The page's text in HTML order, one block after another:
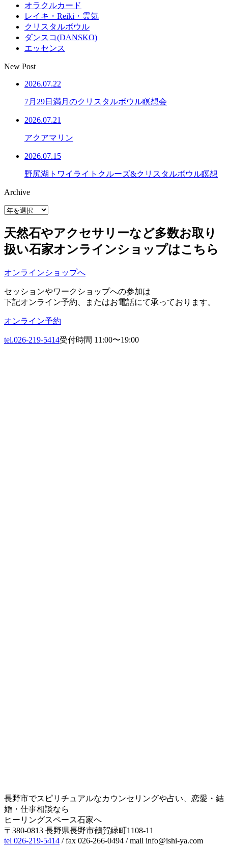
オラクルカード
レイキ・Reiki・霊気
クリスタルボウル
ダンスコ(DANSKO)
エッセンス
New Post
2026.07.22
7月29日満月のクリスタルボウル瞑想会
2026.07.21
アクアマリン
2026.07.15
野尻湖トワイライトクルーズ&クリスタルボウル瞑想
Archive
天然石やアクセサリーなど多数お取り
扱い石家オンラインショップはこちら
オンラインショップへ
セッションやワークショップへの参加は
下記オンライン予約、またはお電話にて承っております。
オンライン予約
tel.026-219-5414受付時間 11:00〜19:00
長野市でスピリチュアルなカウンセリングや占い、恋愛・結
婚・仕事相談なら
ヒーリングスペース石家へ
〒380-0813 長野県長野市鶴賀緑町1108-11
tel 026-219-5414 / fax 026-266-0494 / mail info@ishi-ya.com